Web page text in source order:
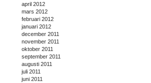
april 2012
mars 2012
februari 2012
januari 2012
december 2011
november 2011
oktober 2011
september 2011
augusti 2011
juli 2011
juni 2011